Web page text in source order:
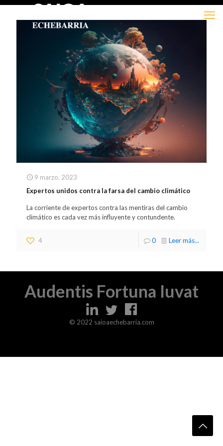
9 marzo, 2023
Expertos unidos contra la farsa del cambio climático
La corriente de expertos contra las mentiras del cambio
climático es cada vez más influyente y contundente.
4 0 Leer más...
Audentis Fortuna Iuvat
© 2022 saioaechebarria.com